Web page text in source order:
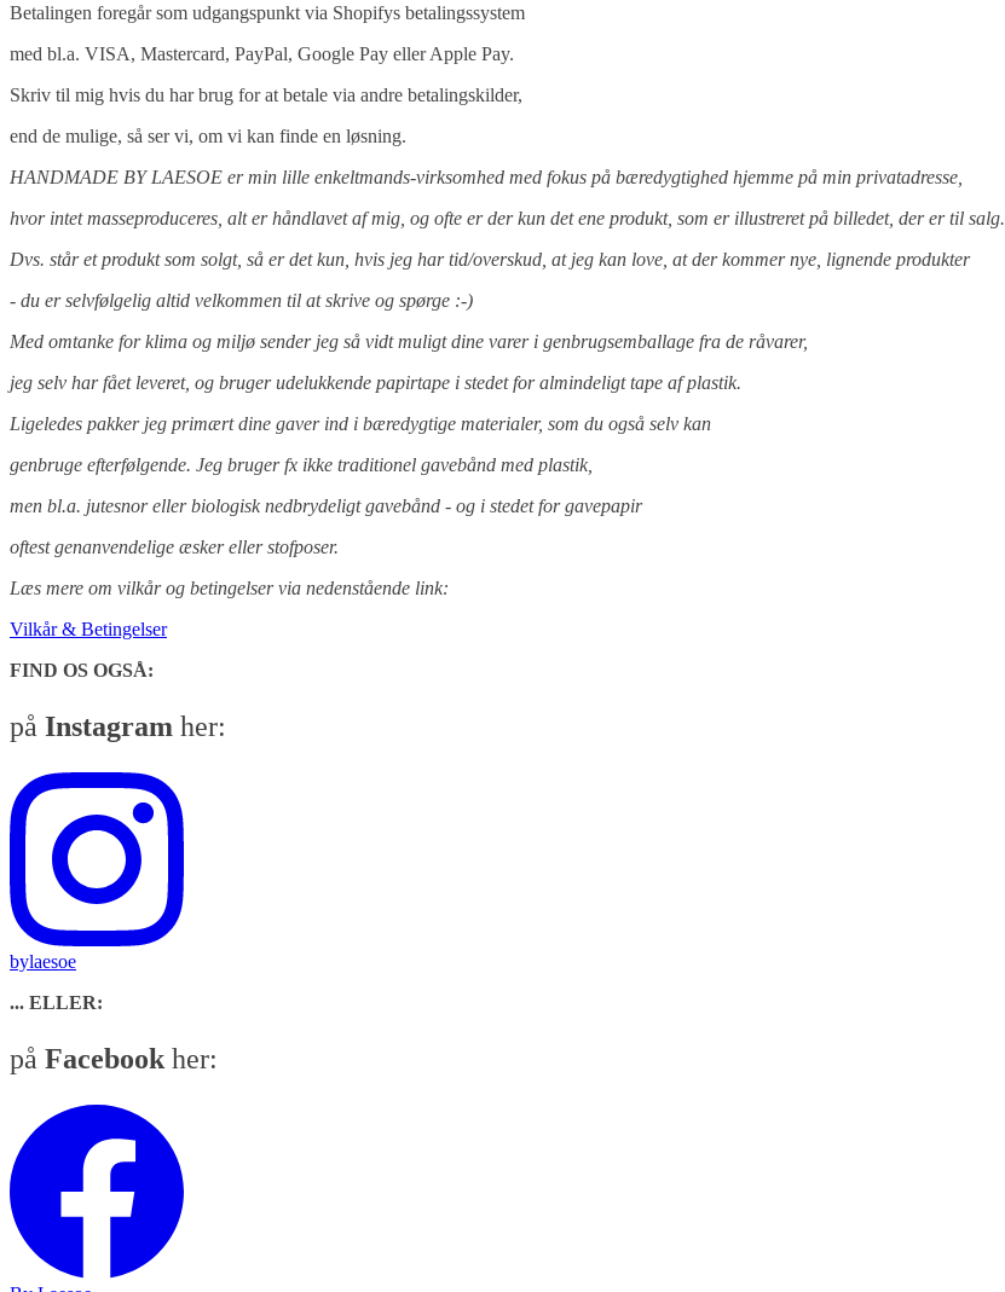
Betalingen foregår som udgangspunkt via Shopifys betalingssystem
med bl.a. VISA, Mastercard, PayPal, Google Pay eller Apple Pay.
Skriv til mig hvis du har brug for at betale via andre betalingskilder,
end de mulige, så ser vi, om vi kan finde en løsning.
HANDMADE BY LAESOE er min lille enkeltmands-virksomhed med fokus på bæredygtighed hjemme på min privatadresse,
hvor intet masseproduceres, alt er håndlavet af mig, og ofte er der kun det ene produkt, som er illustreret på billedet, der er til salg.
Dvs. står et produkt som solgt, så er det kun, hvis jeg har tid/overskud, at jeg kan love, at der kommer nye, lignende produkter
- du er selvfølgelig altid velkommen til at skrive og spørge :-)
Med omtanke for klima og miljø sender jeg så vidt muligt dine varer i genbrugsemballage fra de råvarer,
jeg selv har fået leveret, og bruger udelukkende papirtape i stedet for almindeligt tape af plastik.
Ligeledes pakker jeg primært dine gaver ind i bæredygtige materialer, som du også selv kan
genbruge efterfølgende. Jeg bruger fx ikke traditionel gavebånd med plastik,
men bl.a. jutesnor eller biologisk nedbrydeligt gavebånd - og i stedet for gavepapir
oftest genanvendelige æsker eller stofposer.
Læs mere om vilkår og betingelser via nedenstående link:
Vilkår & Betingelser
FIND OS OGSÅ:
på Instagram her:
bylaesoe
... ELLER:
på Facebook her: